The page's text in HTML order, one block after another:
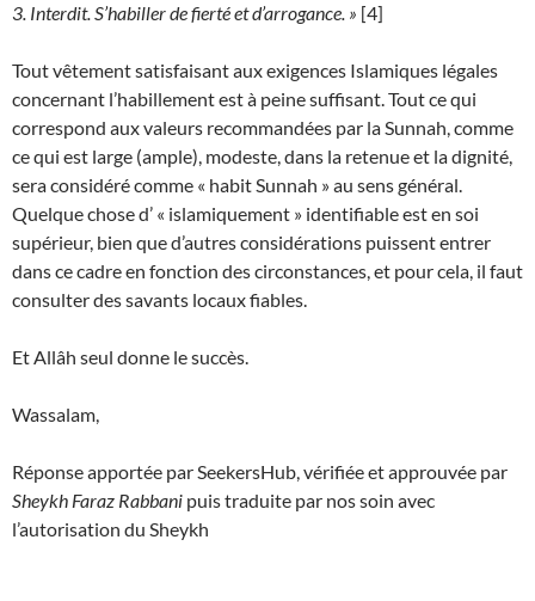
3. Interdit. S’habiller de fierté et d’arrogance. » [4]
Tout vêtement satisfaisant aux exigences Islamiques légales
concernant l’habillement est à peine suffisant. Tout ce qui
correspond aux valeurs recommandées par la Sunnah, comme
ce qui est large (ample), modeste, dans la retenue et la dignité,
sera considéré comme « habit Sunnah » au sens général.
Quelque chose d’ « islamiquement » identifiable est en soi
supérieur, bien que d’autres considérations puissent entrer
dans ce cadre en fonction des circonstances, et pour cela, il faut
consulter des savants locaux fiables.
Et Allâh seul donne le succès.
Wassalam,
Réponse apportée par SeekersHub, vérifiée et approuvée par
Sheykh Faraz Rabbani puis traduite par nos soin avec
l’autorisation du Sheykh